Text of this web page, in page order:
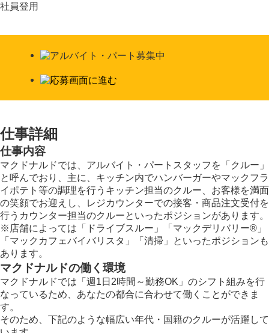
社員登用
仕事詳細
仕事内容
マクドナルドでは、アルバイト・パートスタッフを「クルー」
と呼んでおり、主に、キッチン内でハンバーガーやマックフラ
イポテト等の調理を行うキッチン担当のクルー、お客様を満面
の笑顔でお迎えし、レジカウンターでの接客・商品注文受付を
行うカウンター担当のクルーといったポジションがあります。
※店舗によっては「ドライブスルー」「マックデリバリー®︎」
「マックカフェバイバリスタ」「清掃」といったポジションも
あります。
マクドナルドの働く環境
マクドナルドでは「週1日2時間～勤務OK」のシフト組みを行
なっているため、あなたの都合に合わせて働くことができま
す。
そのため、下記のような幅広い年代・国籍のクルーが活躍して